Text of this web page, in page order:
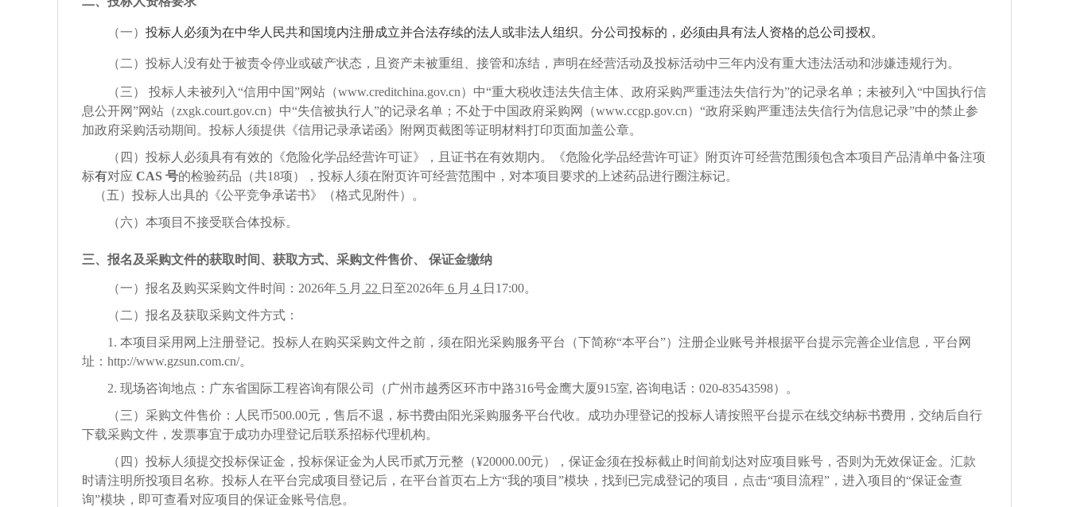
（一） 投标人必须为在中华人民共和国境内注册成立并合法存续的法人或非法人组织。分公司投标的，必须由具有法人资格的总公司授权。
（二）投标人没有处于被责令停业或破产状态，且资产未被重组、接管和冻结，声明在经营活动及投标活动中三年内没有重大违法活动和涉嫌违规行为。
（三） 投标人未被列入“信用中国”网站（www.creditchina.gov.cn）中“重大税收违法失信主体、政府采购严重违法失信行为”的记录名单；未被列入“中国执行信
息公开网”网站（zxgk.court.gov.cn）中“失信被执行人”的记录名单；不处于中国政府采购网（www.ccgp.gov.cn）“政府采购严重违法失信行为信息记录”中的禁止参
加政府采购活动期间。投标人须提供《信用记录承诺函》附网页截图等证明材料打印页面加盖公章。
（四） 投标人 必须具有有效的《危险化学品经营许可证》， 且证书在有效期内。 《危险化学品经营许可证》附页许可经营范围须包含本项目 产品清单中备注项
标有对应 CAS 号的检验药品 （共18项） ， 投标人须在附页许可经营范围 中，对本项目要求的上述药品进行圈注标记。
（五）投标人出具的《公平竞争承诺书》（格式见附件）。
（六） 本项目不接受联合体投标。
三、报名及采购文件的获取时间、获取方式、采购文件售价、 保证金缴纳
（一）报名及购买采购文件时间： 2026年 5 月 22 日至2026年 6 月 4 日 1 7:00。
（二）报名及获取采购文件方式：
1. 本项目采用网上注册登记。投标人在购买采购文件之前，须在阳光采购服务平台（下简称“本平台”）注册企业账号并根据平台提示完善企业信息，平台网
址：http://www.gzsun.com.cn/。
2. 现场咨询地点： 广东省国际工程咨询有限公司 （广州市越秀区环市中路316号金鹰大厦915室, 咨询电话： 020-83543598）。
（三）采购文件售价 ：人民币500.00元，售后不退，标书费由阳光采购服务平台代收。成功办理登记的投标人请按照平台提示在线交纳标书费用，交纳后自行
下载采购文件，发票事宜于成功办理登记后联系招标代理机构。
（四）投标人须提交投标保证金，投标保证金为人民币贰万元整 （¥20000.00元）
，保证金须在投标截止时间前划达对应项目账号，否则为无效保证金。汇款
时请注明所投项目名称。投标人在平台完成项目登记后，在平台首页右上方“我的项目”模块，找到已完成登记的项目，点击“项目流程”，进入项目的“保证金查
询”模块，即可查看对应项目的保证金账号信息。